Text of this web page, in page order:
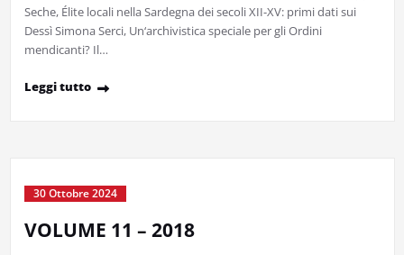
Seche, Élite locali nella Sardegna dei secoli XII-XV: primi dati sui
Dessì Simona Serci, Un‘archivistica speciale per gli Ordini
mendicanti? Il…
Leggi tutto
30 Ottobre 2024
VOLUME 11 – 2018